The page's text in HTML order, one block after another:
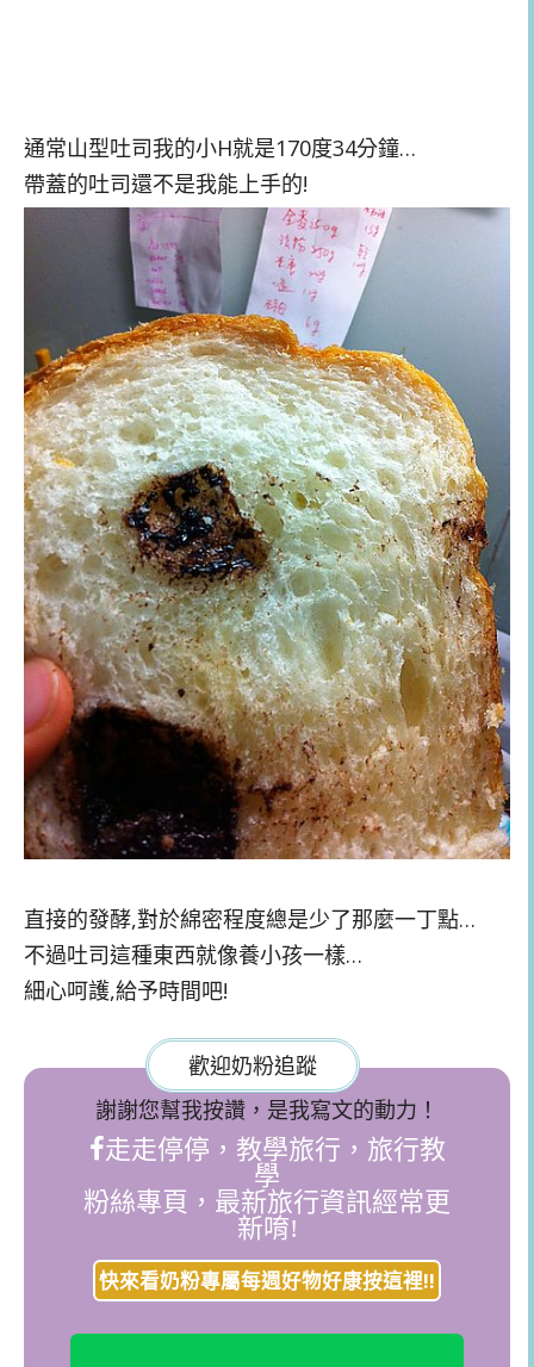
通常山型吐司我的小H就是170度34分鐘…
帶蓋的吐司還不是我能上手的!
直接的發酵,對於綿密程度總是少了那麼一丁點…
不過吐司這種東西就像養小孩一樣…
細心呵護,給予時間吧!
歡迎奶粉追蹤
謝謝您幫我按讚，是我寫文的動力！
走走停停，教學旅行，旅行教
學
粉絲專頁，最新旅行資訊經常更
新唷!
快來看奶粉專屬每週好物好康按這裡!!